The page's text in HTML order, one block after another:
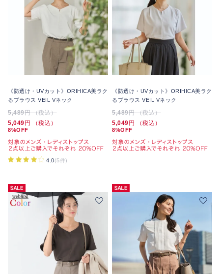
《防透け・UVカット》ORIHICA美ラク
るブラウス VEIL Vネック
5,489円 （税込）
5,049 円 （税込）
8%OFF
4.0(5件)
《防透け・UVカット》ORIHICA美ラク
るブラウス VEIL Vネック
5,489円 （税込）
5,049 円 （税込）
8%OFF